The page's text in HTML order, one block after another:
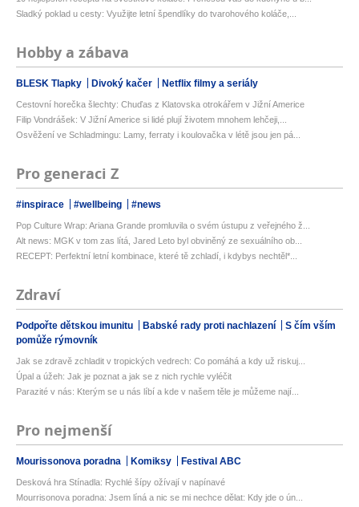
Sladký poklad u cesty: Využijte letní špendlíky do tvarohového koláče,...
Hobby a zábava
BLESK Tlapky Divoký kačer Netflix filmy a seriály
Cestovní horečka šlechty: Chuďas z Klatovska otrokářem v Jižní Americe
Filip Vondrášek: V Jižní Americe si lidé plují životem mnohem lehčeji,...
Osvěžení ve Schladmingu: Lamy, ferraty i koulovačka v létě jsou jen pá...
Pro generaci Z
#inspirace #wellbeing #news
Pop Culture Wrap: Ariana Grande promluvila o svém ústupu z veřejného ž...
Alt news: MGK v tom zas lítá, Jared Leto byl obviněný ze sexuálního ob...
RECEPT: Perfektní letní kombinace, které tě zchladí, i kdybys nechtěl*...
Zdraví
Podpořte dětskou imunitu Babské rady proti nachlazení
S čím vším
pomůže rýmovník
Jak se zdravě zchladit v tropických vedrech: Co pomáhá a kdy už riskuj...
Úpal a úžeh: Jak je poznat a jak se z nich rychle vyléčit
Parazité v nás: Kterým se u nás líbí a kde v našem těle je můžeme nají...
Pro nejmenší
Mourissonova poradna Komiksy Festival ABC
Desková hra Stínadla: Rychlé šípy ožívají v napínavé
Mourrisonova poradna: Jsem líná a nic se mi nechce dělat: Kdy jde o ún...